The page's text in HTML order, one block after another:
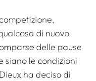
di nuovo
delle pause
le condizioni
ha deciso di